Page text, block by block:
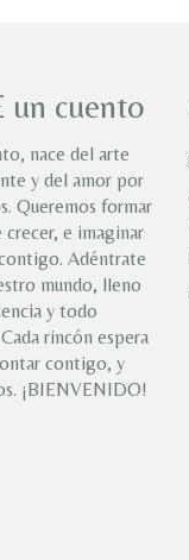
un cuento
nace del arte
y del amor por
Queremos formar
e imaginar
Adéntrate
mundo, lleno
y todo
rincón espera
contigo, y
¡BIENVENIDO!